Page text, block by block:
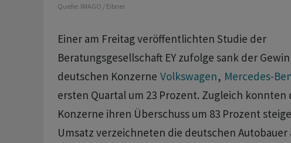
Quelle: IMAGO / Eibner
Einer am Freitag veröffentlichten Studie ‌der
⁠Beratungsgesellschaft EY zufolge sank der
deutschen Konzerne Volkswagen, Mercedes-
ersten Quartal um 23 Prozent. Zugleich konnten
Konzerne ihren Überschuss um 83 Prozent
Umsatz verzeichneten die deutschen Autobauer